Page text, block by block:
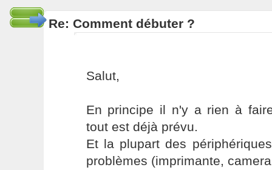
Re: Comment débuter ?
Salut,
En principe il n'y a rien à
tout est déjà prévu.
Et la plupart des
problèmes (imprimante,